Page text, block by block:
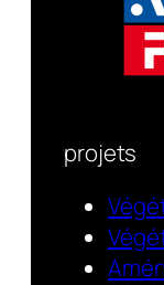
projets